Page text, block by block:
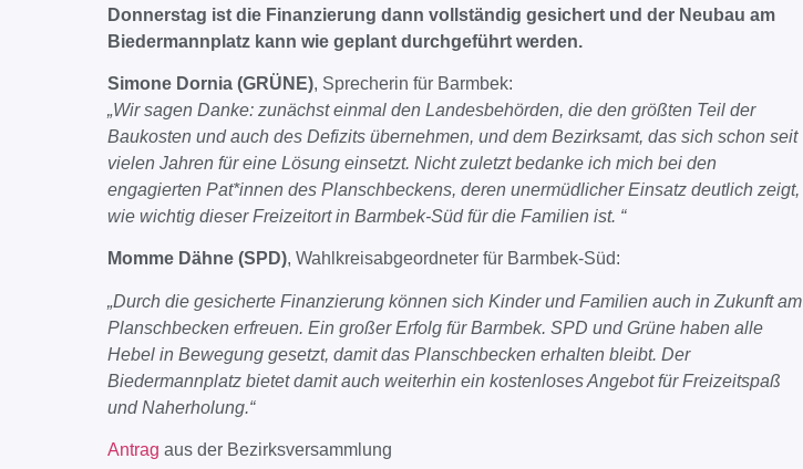
Donnerstag ist die Finanzierung dann vollständig gesichert und der Neubau am
Biedermannplatz kann wie geplant durchgeführt werden.
Simone Dornia (GRÜNE), Sprecherin für Barmbek:
„Wir sagen Danke: zunächst einmal den Landesbehörden, die den größten Teil der
Baukosten und auch des Defizits übernehmen, und dem Bezirksamt, das sich schon seit
vielen Jahren für eine Lösung einsetzt. Nicht zuletzt bedanke ich mich bei den
engagierten Pat*innen des Planschbeckens, deren unermüdlicher Einsatz deutlich zeigt,
wie wichtig dieser Freizeitort in Barmbek-Süd für die Familien ist. “
Momme Dähne (SPD), Wahlkreisabgeordneter für Barmbek-Süd:
„Durch die gesicherte Finanzierung können sich Kinder und Familien auch in Zukunft am
Planschbecken erfreuen. Ein großer Erfolg für Barmbek. SPD und Grüne haben alle
Hebel in Bewegung gesetzt, damit das Planschbecken erhalten bleibt. Der
Biedermannplatz bietet damit auch weiterhin ein kostenloses Angebot für Freizeitspaß
und Naherholung.“
Antrag aus der Bezirksversammlung